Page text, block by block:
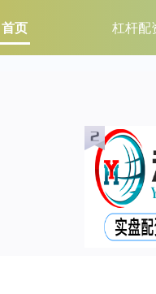
首页 杠杆配